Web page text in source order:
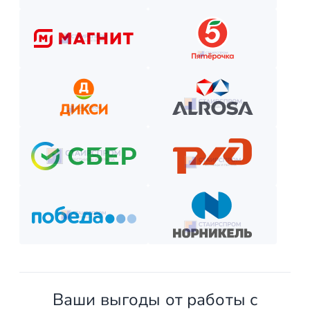
Оставьте заявку на сайте или по телефону.
Получите смету и договор.
Выберите способ оплаты из предложенных.
Отслеживайте этапы производства и монтажа.
Оплатите остаток после приёмки —
Ваши выгоды от работы с